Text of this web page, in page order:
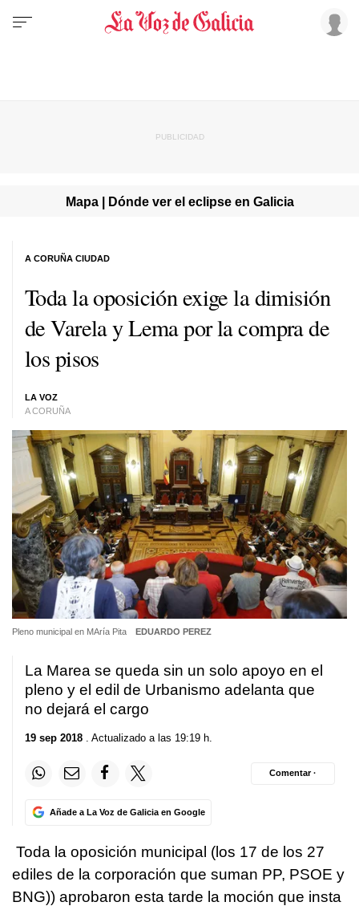
Mapa | Dónde ver el eclipse en Galicia
Toda la oposición exige la dimisión
de Varela y Lema por la compra de
los pisos
LA VOZ
A CORUÑA
A CORUÑA CIUDAD
Pleno municipal en MAría Pita EDUARDO PEREZ
La Marea se queda sin un solo apoyo en el
pleno y el edil de Urbanismo adelanta que
no dejará el cargo
19 sep 2018 . Actualizado a las 19:19 h.
Añade a La Voz de Galicia en Google
Comentar ·
Toda la oposición municipal (los 17 de los 27
ediles de la corporación que suman PP, PSOE y
BNG)) aprobaron esta tarde la moción que insta